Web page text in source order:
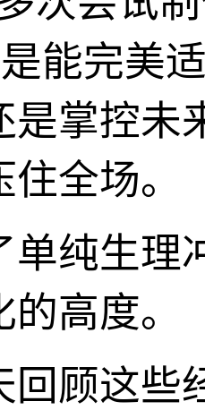
能完美
是掌控未
全场。
单纯生理
高度。
回顾这些